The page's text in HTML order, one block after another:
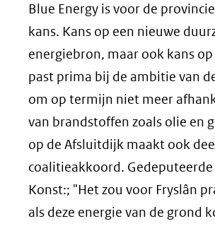
Blue Energy is voor de
kans. Kans op een nieuwe
energiebron, maar ook kans
past prima bij de ambitie van
om op termijn niet meer
van brandstoffen zoals olie en
op de Afsluitdijk maakt ook
coalitieakkoord. Gedeputeerde
Konst:; "Het zou voor Fryslân
als deze energie van de grond